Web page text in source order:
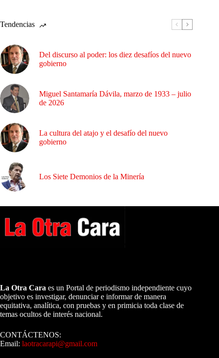
Tendencias
Del discurso al poder: los diez desafíos del nuevo
gobierno
Miguel Santamaría Dávila, marzo de 1933 – julio
de 2026
La cultura del atajo y el desafío del nuevo
gobierno
Los Siete Demonios de la Minería
La Otra Cara es un Portal de periodismo independiente cuyo
objetivo es investigar, denunciar e informar de manera
equitativa, analítica, con pruebas y en primicia toda clase de
temas ocultos de interés nacional.
CONTÁCTENOS:
Email: laotracarapi@gmail.com